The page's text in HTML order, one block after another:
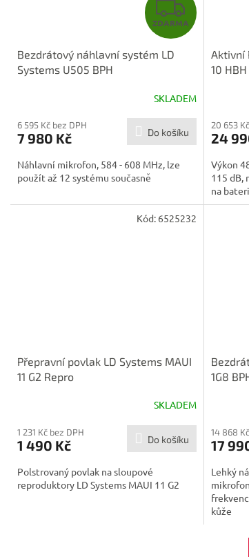
Z
D
R
M
A
ZDARMA
Bezdrátový náhlavní systém LD
Systems U505 BPH
SKLADEM
6 595 Kč bez DPH
7 980 Kč Do košíku
Náhlavní mikrofon, 584 - 608 MHz, lze
použít až 12 systému současně
Aktivní
10 HBH
20 653
24
Výkon
115 dB,
na
Přepravní povlak LD Systems MAUI
11 G2 Repro
SKLADEM
1 231 Kč bez DPH
1 490 Kč Do košíku
Polstrovaný povlak na sloupové
reproduktory LD Systems MAUI 11 G2
Kód: 6525232
1G8
14 868
17
Lehký
kůže